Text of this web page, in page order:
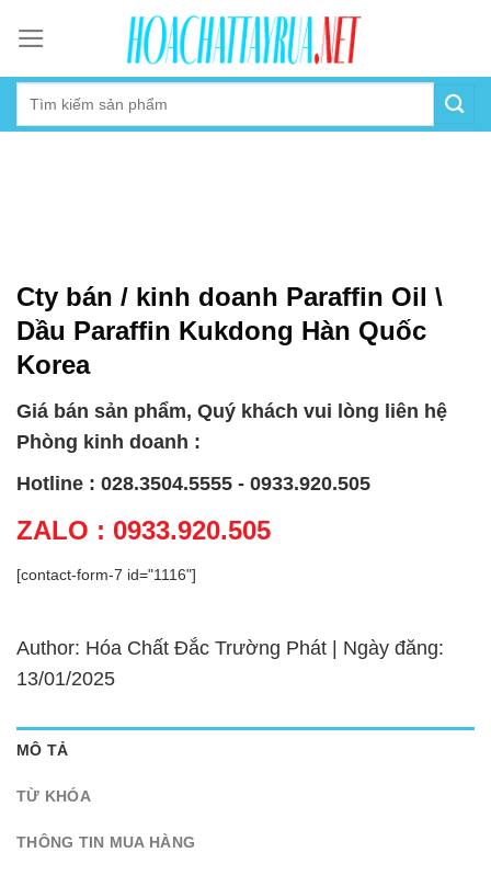
content
Cty bán / kinh doanh Paraffin Oil \
Dầu Paraffin Kukdong Hàn Quốc
Korea
Giá bán sản phẩm, Quý khách vui lòng liên hệ
Phòng kinh doanh :
Hotline : 028.3504.5555 - 0933.920.505
ZALO : 0933.920.505
[contact-form-7 id="1116"]
Author: Hóa Chất Đắc Trường Phát | Ngày đăng:
13/01/2025
MÔ TẢ
TỪ KHÓA
THÔNG TIN MUA HÀNG